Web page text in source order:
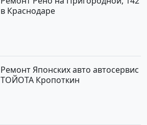
в Краснодаре
Ремонт Японских авто автосервис
ТОЙОТА Кропоткин